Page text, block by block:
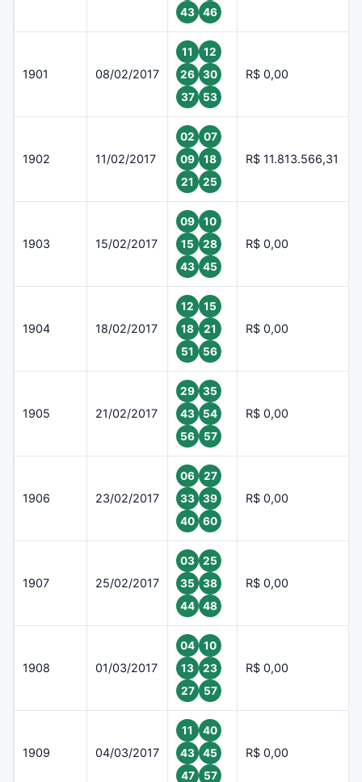
43
46
1901 08/02/2017
11
12
26
30
37
53
R$ 0,00
1902 11/02/2017
02
07
09
18
21
25
R$ 11.813.566,31
1903 15/02/2017
09
10
15
28
43
45
R$ 0,00
1904 18/02/2017
12
15
18
21
51
56
R$ 0,00
1905 21/02/2017
29
35
43
54
56
57
R$ 0,00
1906 23/02/2017
06
27
33
39
40
60
R$ 0,00
1907 25/02/2017
03
25
35
38
44
48
R$ 0,00
1908 01/03/2017
04
10
13
23
27
57
R$ 0,00
1909 04/03/2017
11
40
43
45
47
57
R$ 0,00